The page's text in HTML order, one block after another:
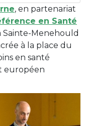
, en partenariat
en Santé
Sainte-Menehould
à la place du
en santé
européen